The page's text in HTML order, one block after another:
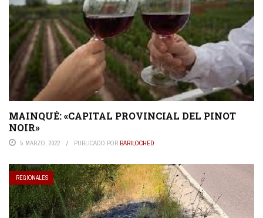
MAINQUÉ: «CAPITAL PROVINCIAL DEL PINOT
NOIR»
5 MARZO, 2022 PUBLICADO POR BARILOCHED
REGIONALES